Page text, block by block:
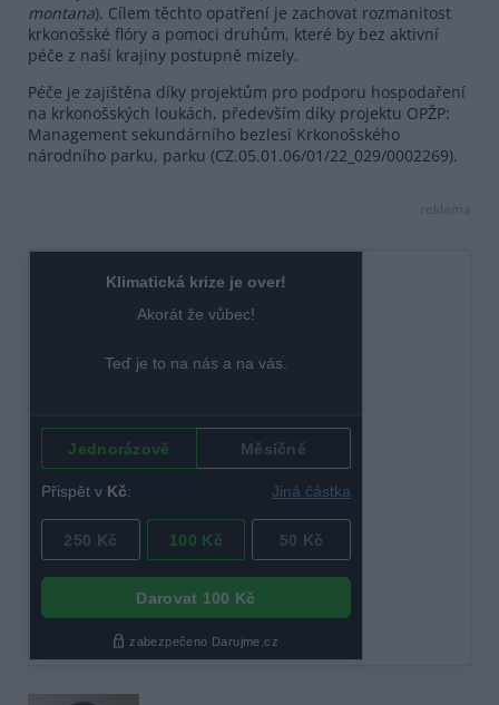
montana). Cílem těchto opatření je zachovat rozmanitost
krkonošské flóry a pomoci druhům, které by bez aktivní
péče z naší krajiny postupně mizely.
Péče je zajištěna díky projektům pro podporu hospodaření
na krkonošských loukách, především díky projektu OPŽP:
Management sekundárního bezlesí Krkonošského
národního parku, parku (CZ.05.01.06/01/22_029/0002269).
reklama